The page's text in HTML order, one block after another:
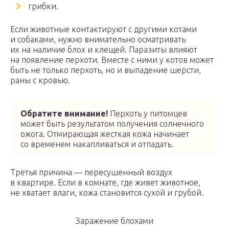
грибки.
Если животные контактируют с другими котами
и собаками, нужно внимательно осматривать
их на наличие блох и клещей. Паразиты влияют
на появление перхоти. Вместе с ними у котов может
быть не только перхоть, но и выпадение шерсти,
раны с кровью.
Обратите внимание! Перхоть у питомцев
может быть результатом получения солнечного
ожога. Отмирающая жесткая кожа начинает
со временем накапливаться и отпадать.
Третья причина — пересушенный воздух
в квартире. Если в комнате, где живет животное,
не хватает влаги, кожа становится сухой и грубой.
Заражение блохами